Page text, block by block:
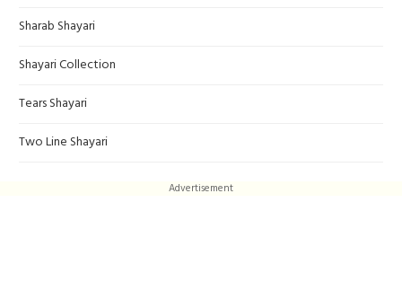
Sharab Shayari
Shayari Collection
Tears Shayari
Two Line Shayari
Advertisement